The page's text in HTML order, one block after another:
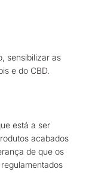
sensibilizar as
e do CBD.
está a ser
acabados
de que os